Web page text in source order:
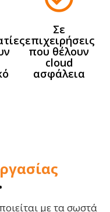
Σε
επιχειρήσεις
που θέλουν
cloud
ασφάλεια
με τα σωστά